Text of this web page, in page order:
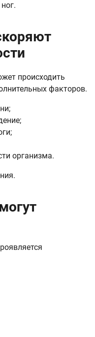
происходить
факторов.
организма.